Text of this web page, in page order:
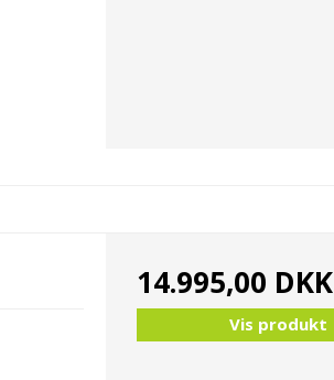
14.995,00 DKK
Vis produkt